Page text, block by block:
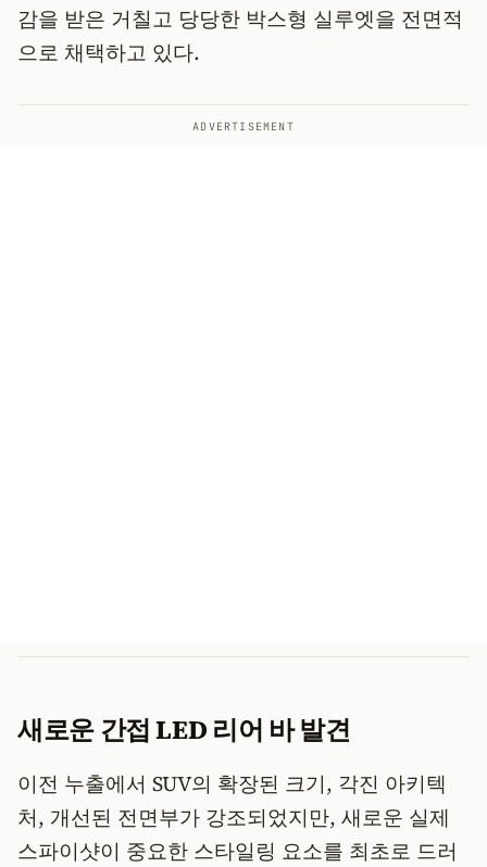
감을 받은 거칠고 당당한 박스형 실루엣을 전면적
으로 채택하고 있다.
ADVERTISEMENT
새로운 간접 LED 리어 바 발견
이전 누출에서 SUV의 확장된 크기, 각진 아키텍
처, 개선된 전면부가 강조되었지만, 새로운 실제
스파이샷이 중요한 스타일링 요소를 최초로 드러